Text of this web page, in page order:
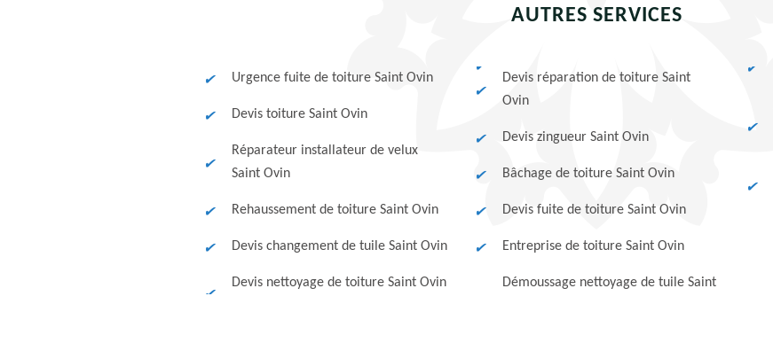
AUTRES SERVICES
Urgence fuite de toiture Saint Ovin
Devis toiture Saint Ovin
Réparateur installateur de velux
Saint Ovin
Rehaussement de toiture Saint Ovin
Devis changement de tuile Saint Ovin
Devis nettoyage de toiture Saint Ovin
Devis réparation de toiture Saint
Ovin
Devis zingueur Saint Ovin
Bâchage de toiture Saint Ovin
Devis fuite de toiture Saint Ovin
Entreprise de toiture Saint Ovin
Démoussage nettoyage de tuile Saint